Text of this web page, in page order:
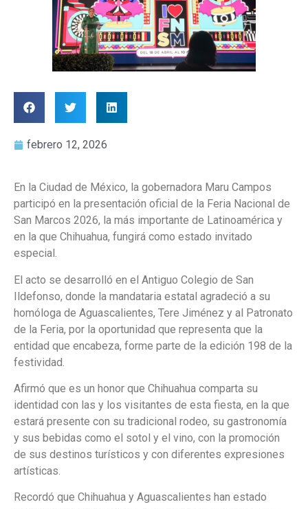
febrero 12, 2026
En la Ciudad de México, la gobernadora Maru Campos
participó en la presentación oficial de la Feria Nacional de
San Marcos 2026, la más importante de Latinoamérica y
en la que Chihuahua, fungirá como estado invitado
especial.
El acto se desarrolló en el Antiguo Colegio de San
Ildefonso, donde la mandataria estatal agradeció a su
homóloga de Aguascalientes, Tere Jiménez y al Patronato
de la Feria, por la oportunidad que representa que la
entidad que encabeza, forme parte de la edición 198 de la
festividad.
Afirmó que es un honor que Chihuahua comparta su
identidad con las y los visitantes de esta fiesta, en la que
estará presente con su tradicional rodeo, su gastronomía
y sus bebidas como el sotol y el vino, con la promoción
de sus destinos turísticos y con diferentes expresiones
artísticas.
Recordó que Chihuahua y Aguascalientes han estado